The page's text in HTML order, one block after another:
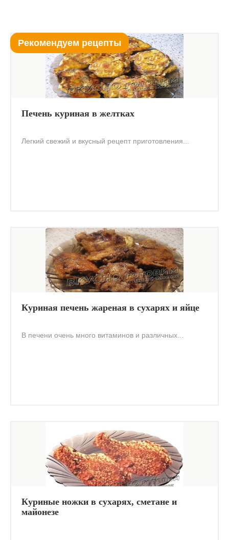
Рекомендуем рецепты
Печень куриная в желтках
Легкий свежий и вкусный рецепт приготовления...
Куриная печень жареная в сухарях и яйце
В печени очень много витаминов и различных...
Куриные ножки в сухарях, сметане и
майонезе